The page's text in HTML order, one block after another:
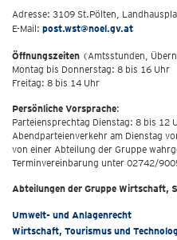
Adresse: 3109 St.Pölten,
E-Mail: post.wst@noel.gv.at
Öffnungszeiten (Amtsstunden,
Montag bis Donnerstag: 8 bis 16 Uhr
Freitag: 8 bis 14 Uhr
Persönliche Vorsprache:
Parteiensprechtag Dienstag: 8 bis 12
Abendparteienverkehr am Dienstag
von einer Abteilung der Gruppe
Terminvereinbarung unter 02742/
Abteilungen der Gruppe Wirtschaft,
Umwelt- und Anlagenrecht
Wirtschaft, Tourismus und